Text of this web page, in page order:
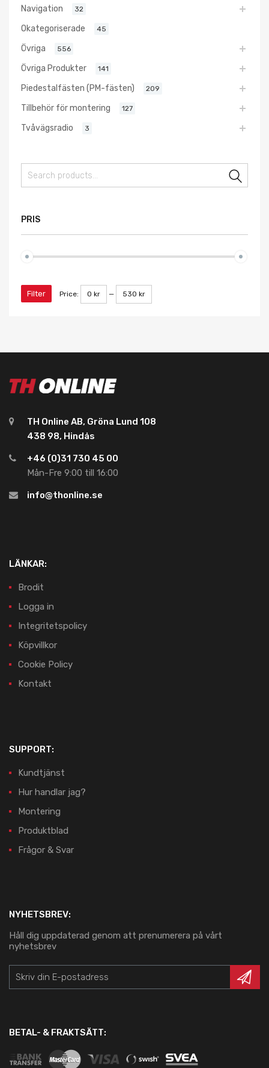
Navigation 32
Okategoriserade 45
Övriga 556
Övriga Produkter 141
Piedestalfästen (PM-fästen) 209
Tillbehör för montering 127
Tvåvägsradio 3
PRIS
Filter Price: 0 kr — 530 kr
TH Online AB, Gröna Lund 108
438 98, Hindås
+46 (0)31 730 45 00
Mån-Fre 9:00 till 16:00
info@thonline.se
LÄNKAR:
Brodit
Logga in
Integritetspolicy
Köpvillkor
Cookie Policy
Kontakt
SUPPORT:
Kundtjänst
Hur handlar jag?
Montering
Produktblad
Frågor & Svar
NYHETSBREV:
Håll dig uppdaterad genom att prenumerera på vårt
nyhetsbrev
BETAL- & FRAKTSÄTT: